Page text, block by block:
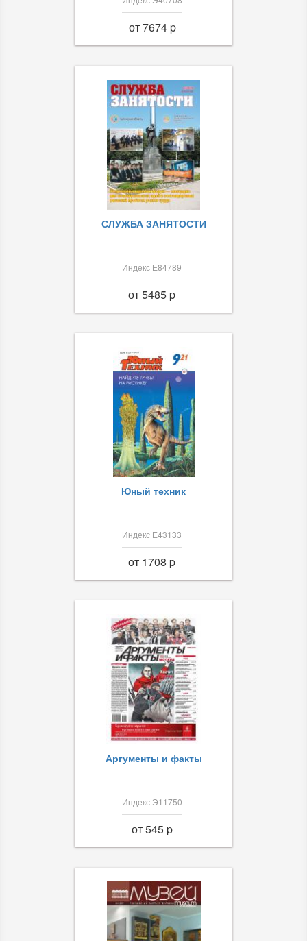
от 7674 p
СЛУЖБА ЗАНЯТОСТИ
Индекс Е84789
от 5485 p
Юный техник
Индекс Е43133
от 1708 p
Аргументы и факты
Индекс Э11750
от 545 p